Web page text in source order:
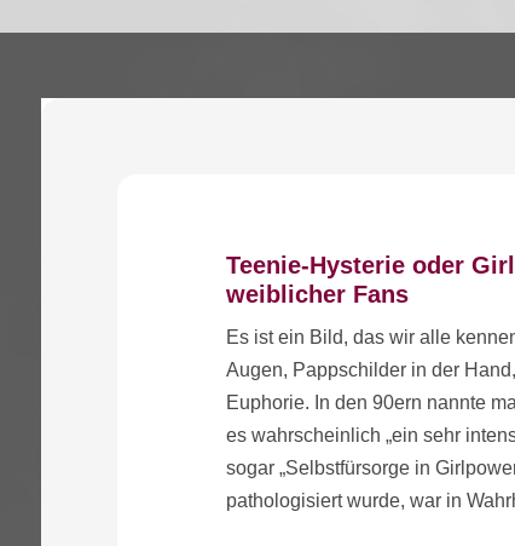
Teenie-Hysterie oder
weiblicher Fans
Es ist ein Bild, das wir alle
Augen, Pappschilder in der
Euphorie. In den 90ern nannte
es wahrscheinlich „ein sehr
sogar „Selbstfürsorge in
pathologisiert wurde, war in